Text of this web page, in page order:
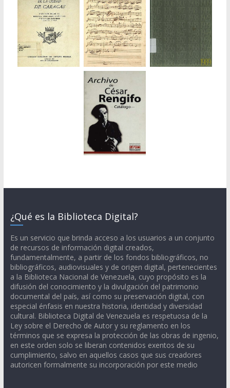
¿Qué es la Biblioteca Digital?
Es un servicio que brinda acceso a los usuarios a un conjunto
de recursos de información digital creados,
fundamentalmente, a partir de los fondos bibliográficos, no
bibliográficos, audiovisuales y de origen digital, pertenecientes
a la Biblioteca Nacional de Venezuela, cuyo propósito es la
difusión del conocimiento y la divulgación del patrimonio
documental del país, así como su preservación digital, con
especial énfasis en nuestra historia, identidad y diversidad
cultural. Biblioteca Digital de Venezuela es respetuosa de la
Ley sobre el Derecho de Autor y su reglamento en los
términos que se expresa la protección de las obras de ingenio,
en este orden solo se liberan contenidos exentos de su
cumplimiento, salvo en aquellos casos que sus creadores
autoricen formalmente su incorporación por este medio